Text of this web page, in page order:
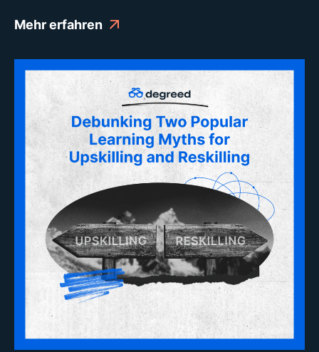
lange nach dem Startschuss an der Startlinie, weil sie einfach
Mehr erfahren